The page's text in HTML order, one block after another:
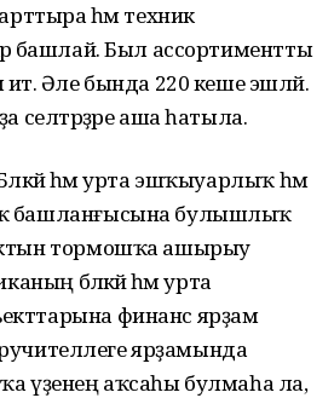
һәм техник
башлай. Был ассортиментты
Әле бында 220 кеше эшләй.
селтәрҙәре аша һатыла.
һәм урта эшҡыуарлыҡ һмә
башланғысына булышлыҡ
тормошҡа ашырыу
бәләкәй һәм урта
финанс ярҙам
ярҙамында
үҙенең аҡсаһы булмаһа ла,